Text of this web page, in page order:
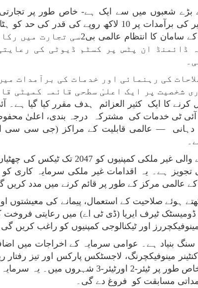
بڑے شعبوں میں سے ایک ہے- خاص طور پر
لاجسٹکس کی کارکردگی سے متعلق بالواسطہ اقدامات سے فائدہ اٹھائے گی۔ کورئیر کی برآمدات پر
برآمد کنندگان اور ای- کامرس پر مبنی ترسیل کو مدد ملے گی، جبکہ بہتر واپسی کے
ڈائمنڈ ان پٹس پر کسٹم ڈیوٹی کی
کی رہنمائی اور خدمات کی برآمدات
شخصیت پر ایک اعلیٰ سطحی قائمہ کمیٹی
کی برآمدات میں دس (10 ) فیصد حصہ حاصل کرنے کا ایک کثیر العزائم ہدف مقرر کیا
آئی ٹی خدمات کی مشترکہ درجہ بندی، اعلیٰ
دہانی — عالمی قابلیت کے مراکز (جی سی سی
بجٹ میں ہندوستان میں قائم ڈیٹا سینٹرز کے ذریعے عالمی کلاؤڈ خدمات فراہم کرنے
ہے۔ یہ اقدامات غیر ملکی سرمایہ کاری کو
عالمی مرکز کے طور پر قائم کرنے میں مدد کریں
ہوئے صلاحیت کے استعمال، پیمانے کی معیشتوں
ٹیرف ایریا (ڈی ٹی اے) میں رعایتی فروخت
اور ٹیکنالوجی کمپنیوں کو راغب کریں
بنیاد ہے۔ عوامی سرمایہ کے اخراجات میں
مینوفیکچرنگ، لاجسٹکس پارکس اور تیز رفتار
طور پر ٹیئر-2اورٹیئر-3شہروں میں۔ یہ
مسابقت کو فروغ دے گی۔